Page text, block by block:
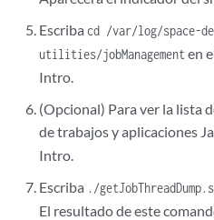
Escriba cd /var/log/space-
utilities/jobManagementen
Intro.
(Opcional) Para ver la lista
de trabajos y aplicaciones
Intro.
Escriba ./
El resultado de este